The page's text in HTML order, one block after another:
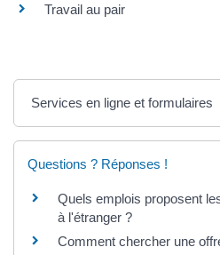
Travail au pair
Services en ligne et formulaires
Questions ? Réponses !
Quels emplois proposent
à l'étranger ?
Comment chercher une